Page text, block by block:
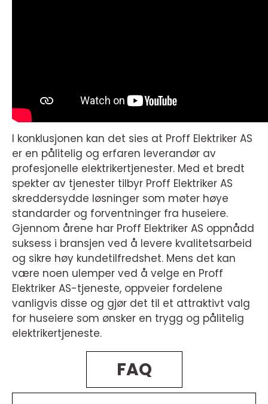
I konklusjonen kan det sies at Proff Elektriker AS
er en pålitelig og erfaren leverandør av
profesjonelle elektrikertjenester. Med et bredt
spekter av tjenester tilbyr Proff Elektriker AS
skreddersydde løsninger som møter høye
standarder og forventninger fra huseiere.
Gjennom årene har Proff Elektriker AS oppnådd
suksess i bransjen ved å levere kvalitetsarbeid
og sikre høy kundetilfredshet. Mens det kan
være noen ulemper ved å velge en Proff
Elektriker AS-tjeneste, oppveier fordelene
vanligvis disse og gjør det til et attraktivt valg
for huseiere som ønsker en trygg og pålitelig
elektrikertjeneste.
FAQ